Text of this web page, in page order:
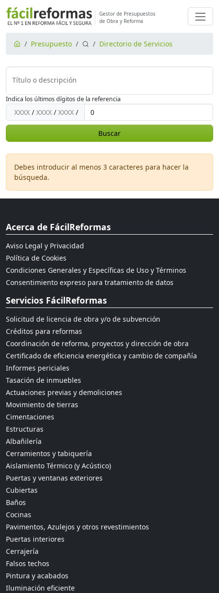
Gestor de Presupuestos
de Obra y Reforma
Presupuesto Directorio de Servicios
Título o descripción
Indica los últimos dígitos de la referencia
XXXX / XXXX / XXXX /
Buscar
Debes introducir al menos 3 caracteres para hacer la
búsqueda.
Acerca de FácilReformas
Aviso Legal y Privacidad
Política de Cookies
Condiciones Generales y Específicas de Uso y Términos
Consentimiento expreso para tratamiento de datos
Servicios FácilReformas
Solicitud de licencia de obra y/o de subvención
Créditos para reformas
Coordinación de reforma, proyectos y dirección de obra
Certificado de eficiencia energética y cambio de compañía
Informes periciales
Tasación de inmuebles
Actuaciones previas y demoliciones
Movimiento de tierras
Cimentaciones
Estructuras
Albañilería
Cerramientos y tabiquería
Aislamiento Térmico (y Acústico)
Puertas y ventanas exteriores
Cubiertas
Baños
Cocinas
Pavimentos, Azulejos y otros revestimientos
Puertas interiores
Cerrajería
Falsos techos
Pintura y acabados
Iluminación eficiente